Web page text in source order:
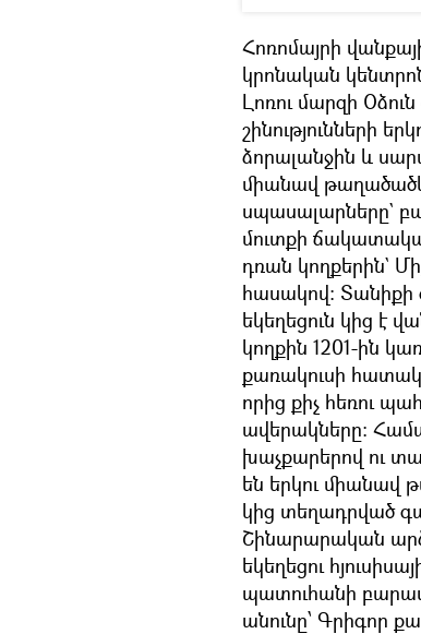
Հոռոմայրի
կրոնական
Լոռու մարզի
շինությունների
ձորալանջին և
միանավ թաղածածկ
սպասալարները`
մուտքի
դռան կողքերին`
հասակով: Տանիքի
եկեղեցուն կից է
կողքին 1201-ին
քառակուսի
որից քիչ հեռու
ավերակները:
խաչքարերով ու
են երկու միանավ
կից տեղադրված
Շինարարական
եկեղեցու
պատուհանի
անունը՝ Գրիգոր